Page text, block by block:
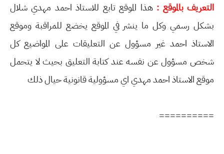
التعريف بالموقع : هذا الموقع تابع للاستاذ احمد مهدي شلال
بشكل رسمي وكل ما ينشر في الموقع يخضع للمراقبة وموقع
الاستاذ احمد غير مسؤول عن التعليقات على المواضيع كل
شخص مسؤول عن نفسه عند كتابة التعليق بحيث لا يتحمل
موقع الاستاذ احمد مهدي اي مسؤولية قانونية حيال ذلك
==========